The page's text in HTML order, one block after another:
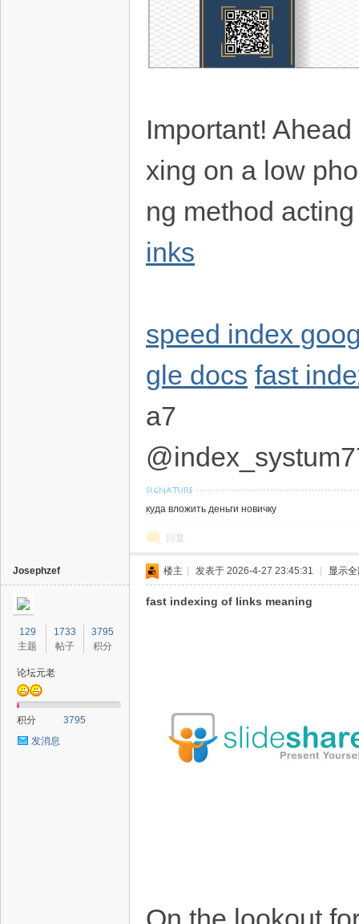
Important!
xing on a low
ng method
inks
speed index
gle docs fast
a7
куда вложить деньги новичку
回复
Josephzef
129
主题
1733
帖子
3795
积分
论坛元老
积分
3795
发消息
楼主 发表于 2026-4-27 23:45:31 显示
fast indexing of links meaning